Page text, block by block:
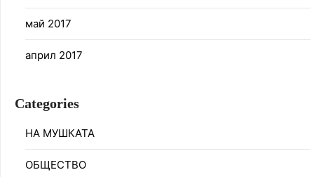
май 2017
април 2017
Categories
НА МУШКАТА
ОБЩЕСТВО